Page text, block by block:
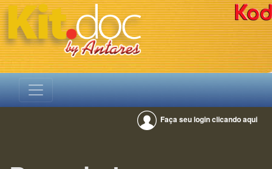
Faça seu login clicando aqui